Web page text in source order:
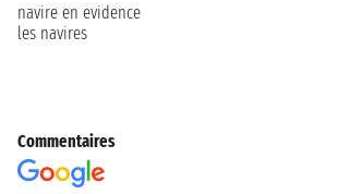
navire en evidence
les navires
Commentaires